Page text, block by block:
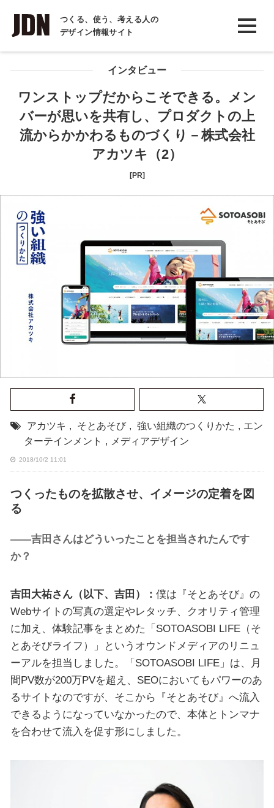
つくる、使う、考える人の
デザイン情報サイト
INTERVIEW
インタビュー
REPORT
COLUMN
コラム
インタビュー
ワンストップだからこそできる。メン
バーが思いを共有し、プロダクトの上
流からかかわるものづくり－株式会社
アカツキ（2）
[PR]
アカツキ , そとあそび , 強い組織のつくりかた , エン
ターテインメント , メディアデザイン
2018/10/2 11:01
つくったものを拡散させ、イメージの定着を図
る
――吉田さんはどういったことを担当されたんです
か？
吉田大祐さん（以下、吉田）： 僕は『そとあそび』の
Webサイトの写真の選定やレタッチ、クオリティ管理
に加え、体験記事をまとめた「SOTOASOBI LIFE（そ
とあそびライフ）」というオウンドメディアのリニュ
ーアルを担当しました。「SOTOASOBI LIFE」は、月
間PV数が200万PVを超え、SEOにおいてもパワーのあ
るサイトなのですが、そこから『そとあそび』へ流入
できるようになっていなかったので、本体とトンマナ
を合わせて流入を促す形にしました。